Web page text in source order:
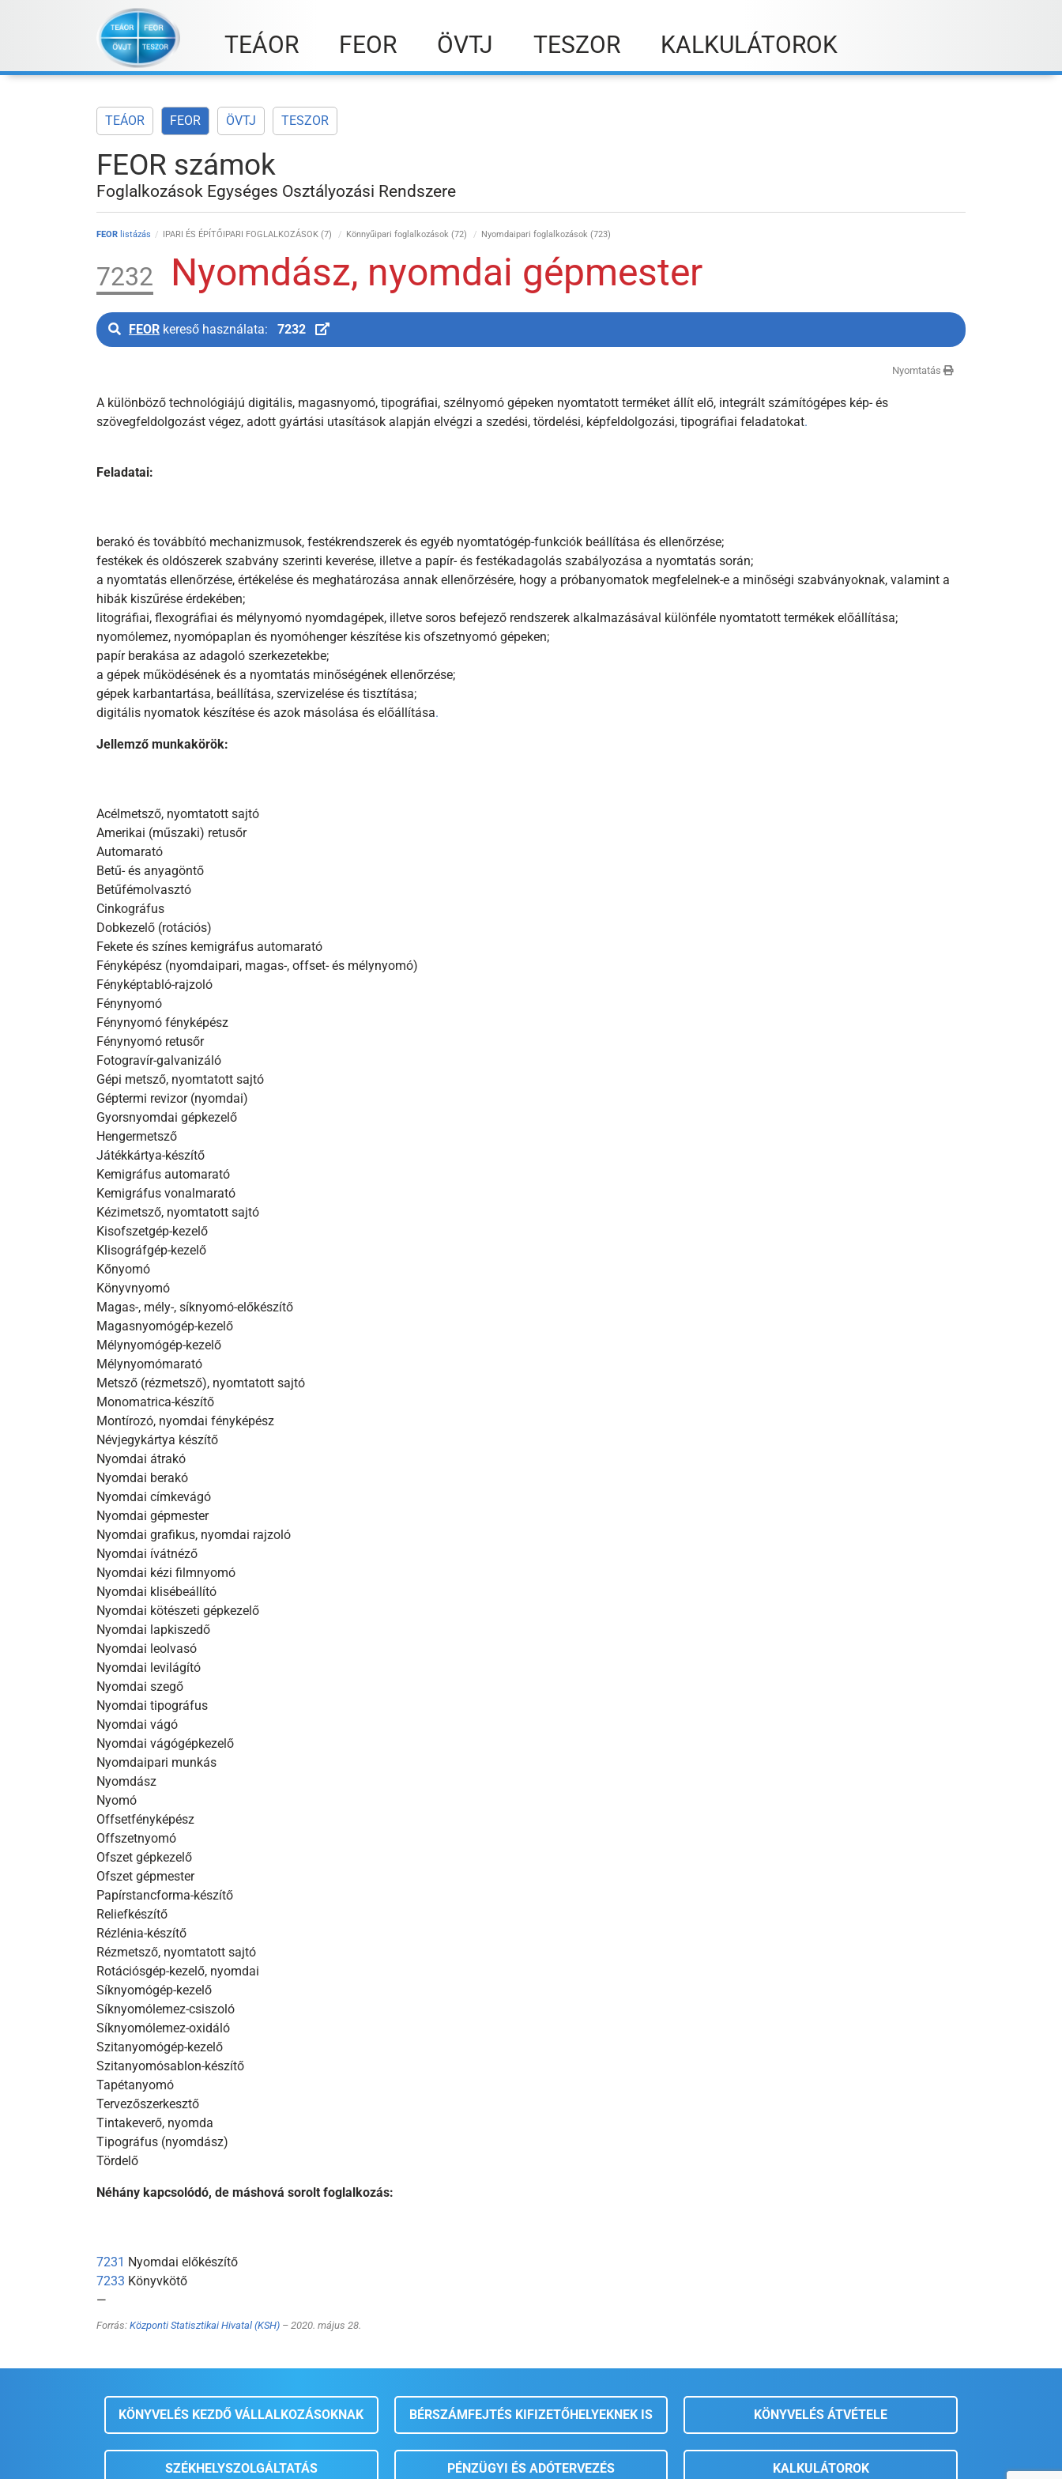
TEÁOR FEOR ÖVTJ TESZOR KALKULÁTOROK
TEÁOR FEOR ÖVTJ TESZOR
FEOR számok
Foglalkozások Egységes Osztályozási Rendszere
FEOR listázás IPARI ÉS ÉPÍTŐIPARI FOGLALKOZÁSOK (7) Könnyűipari foglalkozások (72) Nyomdaipari foglalkozások (723)
7232 Nyomdász, nyomdai gépmester
FEOR kereső használata: 7232
Nyomtatás
A különböző technológiájú digitális, magasnyomó, tipográfiai, szélnyomó gépeken nyomtatott terméket állít elő, integrált számítógépes kép- és
szövegfeldolgozást végez, adott gyártási utasítások alapján elvégzi a szedési, tördelési, képfeldolgozási, tipográfiai feladatokat.
Feladatai:
berakó és továbbító mechanizmusok, festékrendszerek és egyéb nyomtatógép-funkciók beállítása és ellenőrzése;
festékek és oldószerek szabvány szerinti keverése, illetve a papír- és festékadagolás szabályozása a nyomtatás során;
a nyomtatás ellenőrzése, értékelése és meghatározása annak ellenőrzésére, hogy a próbanyomatok megfelelnek-e a minőségi szabványoknak, valamint a
hibák kiszűrése érdekében;
litográfiai, flexográfiai és mélynyomó nyomdagépek, illetve soros befejező rendszerek alkalmazásával különféle nyomtatott termékek előállítása;
nyomólemez, nyomópaplan és nyomóhenger készítése kis ofszetnyomó gépeken;
papír berakása az adagoló szerkezetekbe;
a gépek működésének és a nyomtatás minőségének ellenőrzése;
gépek karbantartása, beállítása, szervizelése és tisztítása;
digitális nyomatok készítése és azok másolása és előállítása.
Jellemző munkakörök:
Acélmetsző, nyomtatott sajtó
Amerikai (műszaki) retusőr
Automarató
Betű- és anyagöntő
Betűfémolvasztó
Cinkográfus
Dobkezelő (rotációs)
Fekete és színes kemigráfus automarató
Fényképész (nyomdaipari, magas-, offset- és mélynyomó)
Fényképtabló-rajzoló
Fénynyomó
Fénynyomó fényképész
Fénynyomó retusőr
Fotogravír-galvanizáló
Gépi metsző, nyomtatott sajtó
Géptermi revizor (nyomdai)
Gyorsnyomdai gépkezelő
Hengermetsző
Játékkártya-készítő
Kemigráfus automarató
Kemigráfus vonalmarató
Kézimetsző, nyomtatott sajtó
Kisofszetgép-kezelő
Klisográfgép-kezelő
Kőnyomó
Könyvnyomó
Magas-, mély-, síknyomó-előkészítő
Magasnyomógép-kezelő
Mélynyomógép-kezelő
Mélynyomómarató
Metsző (rézmetsző), nyomtatott sajtó
Monomatrica-készítő
Montírozó, nyomdai fényképész
Névjegykártya készítő
Nyomdai átrakó
Nyomdai berakó
Nyomdai címkevágó
Nyomdai gépmester
Nyomdai grafikus, nyomdai rajzoló
Nyomdai ívátnéző
Nyomdai kézi filmnyomó
Nyomdai klisébeállító
Nyomdai kötészeti gépkezelő
Nyomdai lapkiszedő
Nyomdai leolvasó
Nyomdai levilágító
Nyomdai szegő
Nyomdai tipográfus
Nyomdai vágó
Nyomdai vágógépkezelő
Nyomdaipari munkás
Nyomdász
Nyomó
Offsetfényképész
Offszetnyomó
Ofszet gépkezelő
Ofszet gépmester
Papírstancforma-készítő
Reliefkészítő
Rézlénia-készítő
Rézmetsző, nyomtatott sajtó
Rotációsgép-kezelő, nyomdai
Síknyomógép-kezelő
Síknyomólemez-csiszoló
Síknyomólemez-oxidáló
Szitanyomógép-kezelő
Szitanyomósablon-készítő
Tapétanyomó
Tervezőszerkesztő
Tintakeverő, nyomda
Tipográfus (nyomdász)
Tördelő
Néhány kapcsolódó, de máshová sorolt foglalkozás:
7231 Nyomdai előkészítő
7233 Könyvkötő
—
Forrás: Központi Statisztikai Hivatal (KSH) – 2020. május 28.
KÖNYVELÉS KEZDŐ VÁLLALKOZÁSOKNAK BÉRSZÁMFEJTÉS KIFIZETŐHELYEKNEK IS KÖNYVELÉS ÁTVÉTELE
SZÉKHELYSZOLGÁLTATÁS PÉNZÜGYI ÉS ADÓTERVEZÉS KALKULÁTOROK